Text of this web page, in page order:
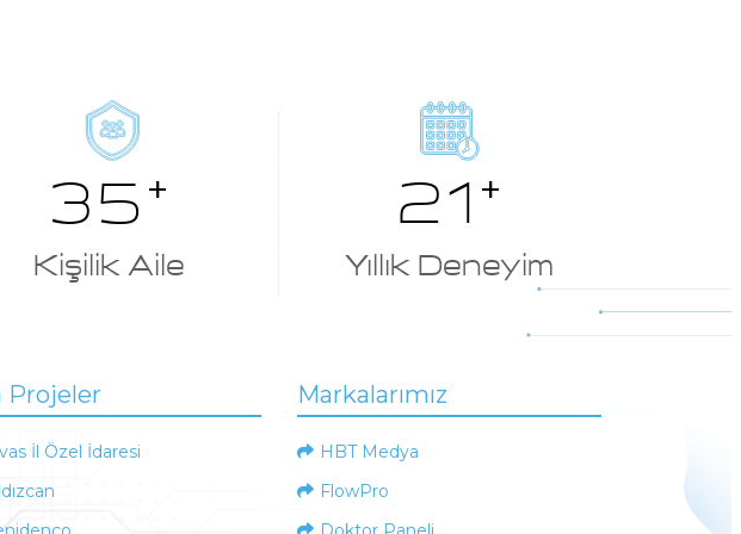
37 +
Kişilik Aile
22+
Yıllık Deneyim
Projeler
İl Özel İdaresi
Markalarımız
HBT Medya
FlowPro